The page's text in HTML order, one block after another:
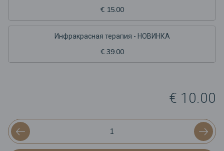
€ 15.00
Инфракрасная терапия - НОВИНКА
€ 39.00
€ 10.00